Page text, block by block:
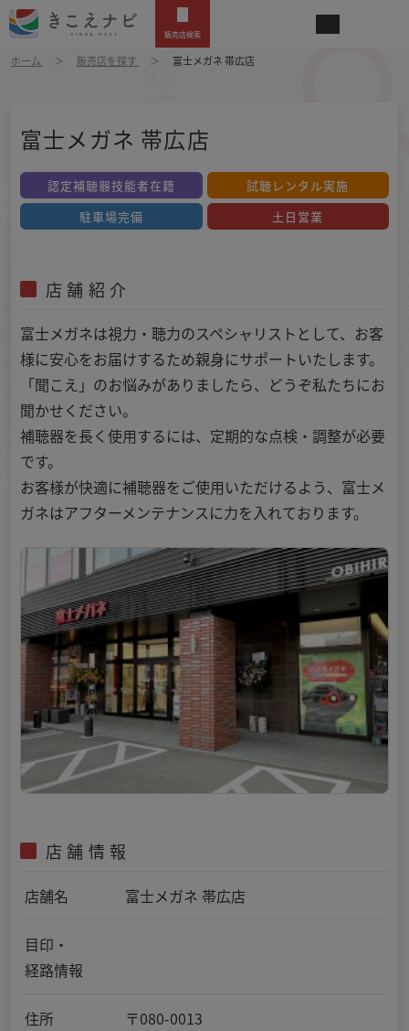
販売店検索
ホーム 販売店を探す 富士メガネ 帯広店
富士メガネ 帯広店
認定補聴器技能者在籍
試聴レンタル実施
駐車場完備
土日営業
店舗紹介
富士メガネは視力・聴力のスペシャリストとして、お客
様に安心をお届けするため親身にサポートいたします。
「聞こえ」のお悩みがありましたら、どうぞ私たちにお
聞かせください。
補聴器を長く使用するには、定期的な点検・調整が必要
です。
お客様が快適に補聴器をご使用いただけるよう、富士メ
ガネはアフターメンテナンスに力を入れております。
店舗情報
店舗名 富士メガネ 帯広店
目印・
経路情報
住所
〒080-0013